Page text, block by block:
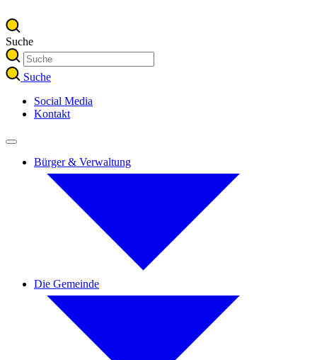
Suche
Suche
Social Media
Kontakt
Bürger & Verwaltung
Die Gemeinde